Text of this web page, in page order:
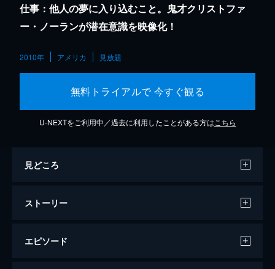
仕事：他人の夢に入り込むこと。鬼才クリストファ
ー・ノーランが潜在意識を映像化！
2010年 アメリカ 見放題
無料トライアルで 今すぐ観る
U-NEXTをご利用中／過去に利用したことがある方は こちら
見どころ
ストーリー
エピソード